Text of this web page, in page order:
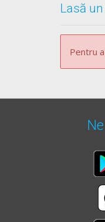
Lasă
Pentru